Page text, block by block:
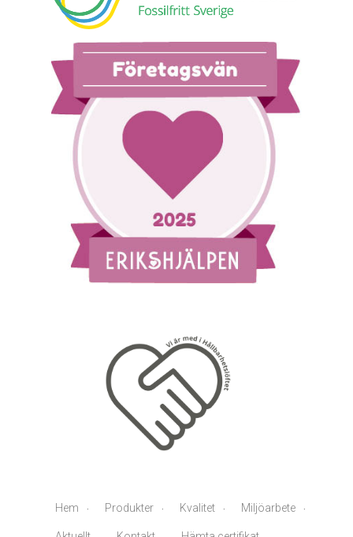
Hem Produkter Kvalitet Miljöarbete